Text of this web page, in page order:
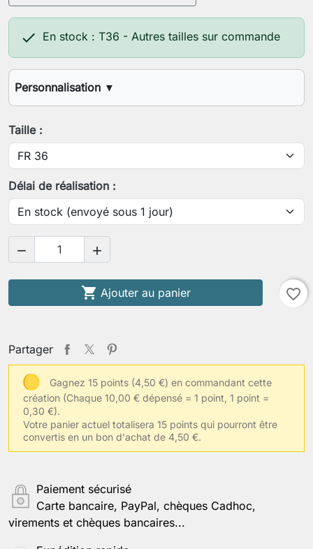
 En stock : T36 - Autres tailles sur commande
Personnalisation ▼
Votre stature (1,60m, 1,70m, etc.)
Votre tour de taille naturelle (au plus mince)
Votre longueur de bras (épaule-poignet)
Votre tour de biceps contracté
Votre largeur d'épaules
Autres informations
Taille :
Délai de réalisation :
 
 Ajouter au panier favorite_border
Partager
Gagnez 15 points (4,50 €) en commandant cette
création (Chaque 10,00 € dépensé = 1 point, 1 point =
0,30 €).
Votre panier actuel totalisera 15 points qui pourront être
convertis en un bon d'achat de 4,50 €.
Paiement sécurisé
Carte bancaire, PayPal, chèques Cadhoc,
virements et chèques bancaires...